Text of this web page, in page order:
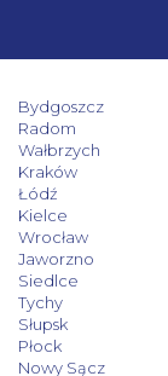
Bydgoszcz
Radom
Wałbrzych
Kraków
Łódź
Kielce
Wrocław
Jaworzno
Siedlce
Tychy
Słupsk
Płock
Nowy Sącz